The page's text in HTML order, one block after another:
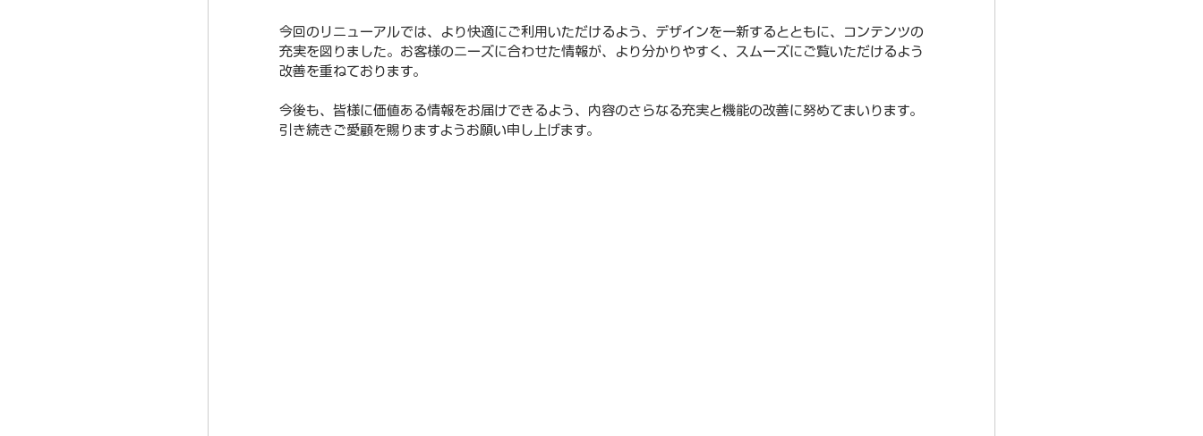
今回のリニューアルでは、より快適にご利用いただけるよう、デザインを一新するとともに、コンテンツの
充実を図りました。お客様のニーズに合わせた情報が、より分かりやすく、スムーズにご覧いただけるよう
改善を重ねております。
今後も、皆様に価値ある情報をお届けできるよう、内容のさらなる充実と機能の改善に努めてまいります。
引き続きご愛顧を賜りますようお願い申し上げます。